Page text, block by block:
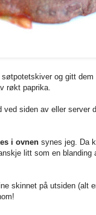
og gitt
røkt paprika.
siden av eller server
i ovnen synes jeg. Da
litt som en blanding
skinnet på utsiden (alt